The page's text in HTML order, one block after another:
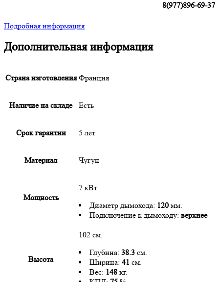
8(977)896-69-37
Подробная информация
Дополнительная информация
Страна изготовления Франция
Наличие на складе Есть
Срок гарантии 5 лет
Материал Чугун
Мощность
7 кВт
Диаметр дымохода: 120 мм.
Подключение к дымоходу: верхнее
Высота
102 см.
Глубина: 38.3 см.
Ширина: 41 см.
Вес: 148 кг.